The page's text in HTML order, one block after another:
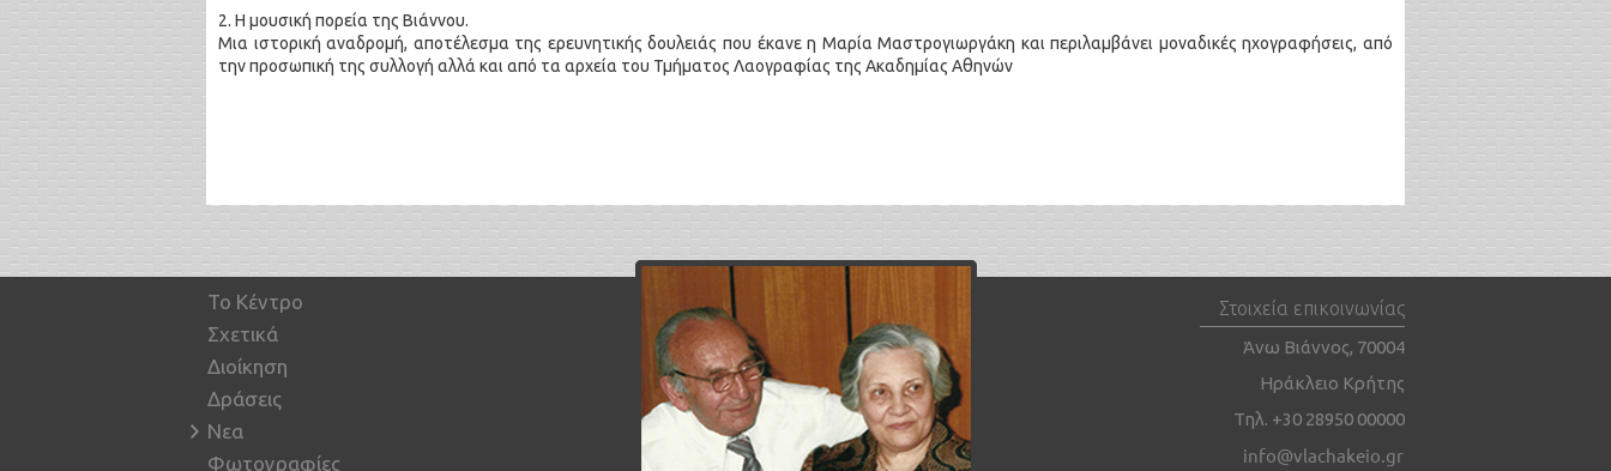
2. Η μουσική πορεία της Βιάννου.
Μια ιστορική αναδρομή, αποτέλεσμα της ερευνητικής δουλειάς που έκανε η Μαρία Μαστρογιωργάκη και περιλαμβάνει μοναδικές ηχογραφήσεις, από
την προσωπική της συλλογή αλλά και από τα αρχεία του Τμήματος Λαογραφίας της Ακαδημίας Αθηνών
Το Κέντρο
Σχετικά
Διοίκηση
Δράσεις
Νεα
Φωτογραφίες
Στοιχεία επικοινωνίας
Άνω Βιάννος, 70004
Ηράκλειο Κρήτης
Τηλ. +30 28950 00000